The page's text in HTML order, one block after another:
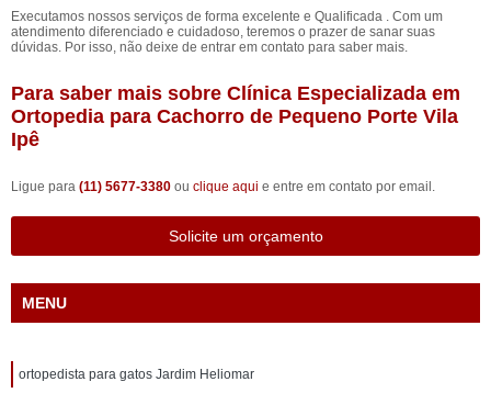
Executamos nossos serviços de forma excelente e Qualificada . Com um
atendimento diferenciado e cuidadoso, teremos o prazer de sanar suas
dúvidas. Por isso, não deixe de entrar em contato para saber mais.
Para saber mais sobre Clínica Especializada em
Ortopedia para Cachorro de Pequeno Porte Vila
Ipê
Ligue para (11) 5677-3380 ou clique aqui e entre em contato por email.
Solicite um orçamento
MENU
ortopedista para gatos Jardim Heliomar